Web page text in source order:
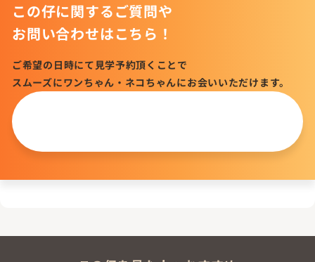
この仔に関するご質問や
お問い合わせはこちら！
ご希望の日時にて見学予約頂くことで
スムーズにワンちゃん・ネコちゃんにお会いいただけます。